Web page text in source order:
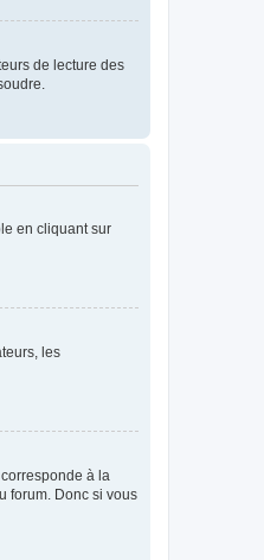
de lecture des
en cliquant sur
les
à la
forum. Donc si vous